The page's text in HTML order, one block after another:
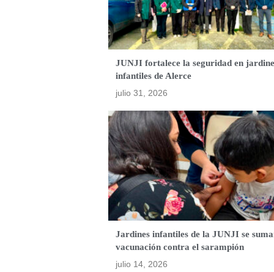
JUNJI fortalece la seguridad en
infantiles de Alerce
julio 31, 2026
Jardines infantiles de la JUNJI se
vacunación contra el sarampión
julio 14, 2026